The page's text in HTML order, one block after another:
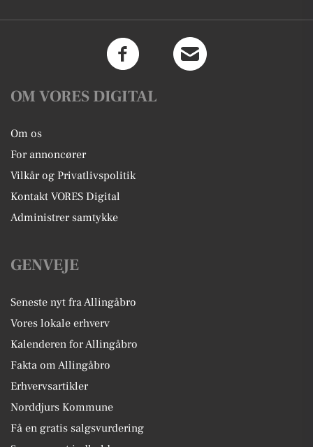
OM VORES DIGITAL
Om os
For annoncører
Vilkår og Privatlivspolitik
Kontakt VORES Digital
Administrer samtykke
GENVEJE
Seneste nyt fra Allingåbro
Vores lokale erhverv
Kalenderen for Allingåbro
Fakta om Allingåbro
Erhvervsartikler
Norddjurs Kommune
Få en gratis salgsvurdering